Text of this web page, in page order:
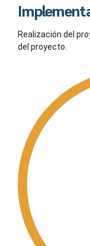
Realización del
del proyecto.